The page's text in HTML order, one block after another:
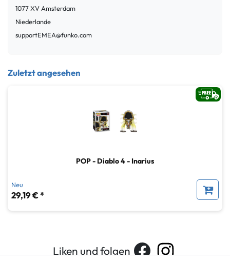
1077 XV Amsterdam
Niederlande
supportEMEA@funko.com
Zuletzt angesehen
POP - Diablo 4 - Inarius
Neu
29,19 € *
Liken und folgen